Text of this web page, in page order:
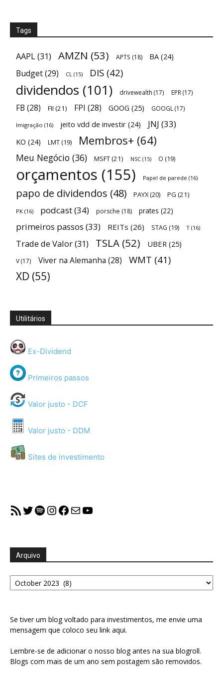
Tags
AAPL(31) AMZN (53) APTS (18) BA (24)
Budget(29) CL (15) DIS (42)
dividendos (101) drivewealth (17) EPR (17)
FB (28) FII (21) FPI (28) GOOG (25) GOOGL (17)
Imigração (16) jeito vdd de investir (24) JNJ (33)
KO (24) LMT (19) Membros+ (64)
Meu Negócio (36) MSFT(21) NSC (15) O (19)
orçamentos (155) Papel de parede (16)
papo de dividendos (48) PAYX(20) PG (21)
PK (16) podcast(34) porsche (18) prates (22)
primeiros passos (33) REITs (26) STAG (19) T (16)
Trade de Valor(31) TSLA (52) UBER (25)
V(17) Viver na Alemanha (28) WMT (41)
XD (55)
Utilitários
Ex-Dividend
Primeiros passos
Valor justo - DCF
Valor justo - DDM
Sites de investimento
RSS FeedTwitter
Spotify
Instagram
Facebook
MailYouTube
Arquivo
Arquivo
Se tiver um blog voltado para investimentos, me envie uma
mensagem que coloco seu link aqui.
Lembre-se de adicionar o nosso blog antes na sua blogroll.
Blogs com mais de um ano sem postagem são removidos.